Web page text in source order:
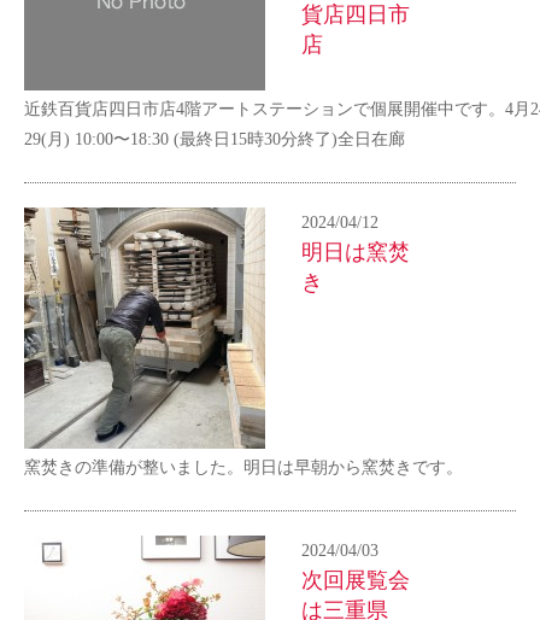
貨店四日市
店
近鉄百貨店四日市店4階アートステーションで個展開催中です。4月
29(月) 10:00〜18:30 (最終日15時30分終了)全日在廊
2024/04/12
明日は窯焚
き
窯焚きの準備が整いました。明日は早朝から窯焚きです。
2024/04/03
次回展覧会
は三重県